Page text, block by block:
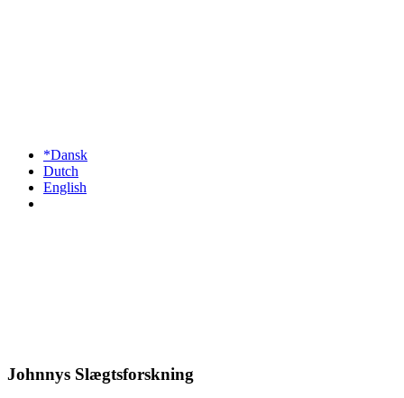
*Dansk
Dutch
English
Johnnys Slægtsforskning